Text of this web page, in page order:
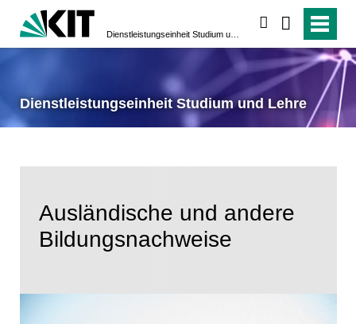
Dienstleistungseinheit Studium und Lehre
Ausländische und andere
Bildungs­nachweise